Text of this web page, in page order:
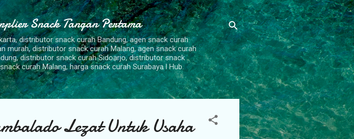
ke konten utama
Snack Tangan Pertama
distributor snack curah Bandung, agen snack curah
murah, distributor snack curah Malang, agen snack curah
distributor snack curah Sidoarjo, distributor snack
curah Malang, harga snack curah Surabaya l Hub.
Lezat Untuk Usaha